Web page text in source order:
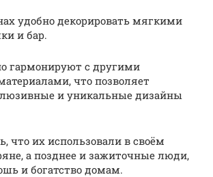
удобно декорировать мягкими
и бар.
гармонируют с другими
что позволяет
и уникальные дизайны
что их использовали в своём
а позднее и зажиточные люди,
и богатство домам.